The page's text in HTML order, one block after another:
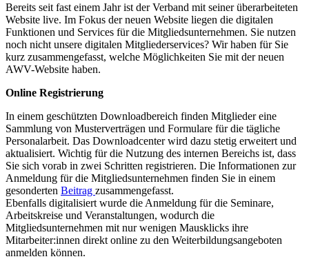
Bereits seit fast einem Jahr ist der Verband mit seiner überarbeiteten
Website live. Im Fokus der neuen Website liegen die digitalen
Funktionen und Services für die Mitgliedsunternehmen. Sie nutzen
noch nicht unsere digitalen Mitgliederservices? Wir haben für Sie
kurz zusammengefasst, welche Möglichkeiten Sie mit der neuen
AWV-Website haben.
Online Registrierung
In einem geschützten Downloadbereich finden Mitglieder eine
Sammlung von Musterverträgen und Formulare für die tägliche
Personalarbeit. Das Downloadcenter wird dazu stetig erweitert und
aktualisiert. Wichtig für die Nutzung des internen Bereichs ist, dass
Sie sich vorab in zwei Schritten registrieren. Die Informationen zur
Anmeldung für die Mitgliedsunternehmen finden Sie in einem
gesonderten Beitrag zusammengefasst.
Ebenfalls digitalisiert wurde die Anmeldung für die Seminare,
Arbeitskreise und Veranstaltungen, wodurch die
Mitgliedsunternehmen mit nur wenigen Mausklicks ihre
Mitarbeiter:innen direkt online zu den Weiterbildungsangeboten
anmelden können.